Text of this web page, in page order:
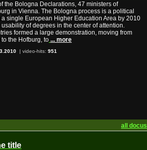
the Bologna Declarations, 47 ministers of
in Vienna. The Bologna process is a political
single European Higher Education Area by 2010
of degrees in the center of attention.
formed a large demonstration, moving from
the Hofburg, to ... more
| video-hits: 951
all docus
title